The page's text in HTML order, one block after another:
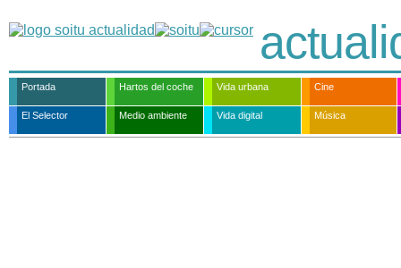
Portada Hartos del coche Vida urbana Cine
El Selector Medio ambiente Vida digital Música